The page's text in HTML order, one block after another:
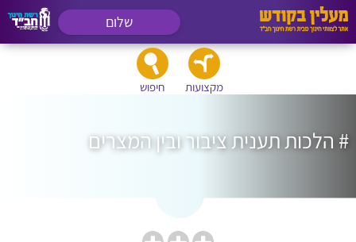
שלום
מקצועות חיפוש
# הלכות תענית ציבור ובין המצרים